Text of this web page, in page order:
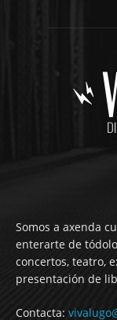
Somos a axenda
enterarte de
concertos, teatro,
presentación de
Contacta: